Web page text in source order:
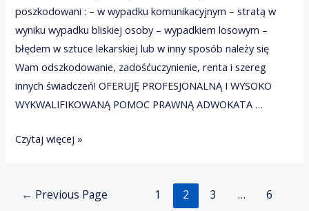
poszkodowani : – w wypadku komunikacyjnym – stratą w
wyniku wypadku bliskiej osoby – wypadkiem losowym –
błędem w sztuce lekarskiej lub w inny sposób należy się
Wam odszkodowanie, zadośćuczynienie, renta i szereg
innych świadczeń! OFERUJĘ PROFESJONALNĄ I WYSOKO
WYKWALIFIKOWANĄ POMOC PRAWNĄ ADWOKATA …
ODSZKODOWANIA
Czytaj więcej »
Stronicowanie
← Previous Page 1 2 3 …
6